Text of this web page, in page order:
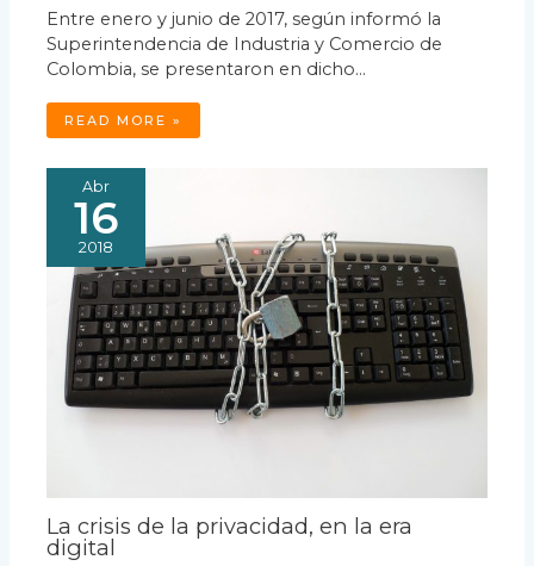
Entre enero y junio de 2017, según informó la
Superintendencia de Industria y Comercio de
Colombia, se presentaron en dicho…
READ MORE »
Abr
16
2018
La crisis de la privacidad, en la era
digital